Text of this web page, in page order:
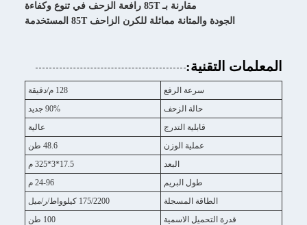
مقارنة بـ 85T رافعة الزحف في تنوع وكفاءة
الجودة والمتانة مماثلة للكرن الزاحف 85T المستخدمة
المعلمات التقنية:
سرعة الرفع
128 م/دقيقة
حالة الزحف
90% جديد
قابلية التدرج
عالية
عملية الوزن
48.6 طن
البعد
17.5*3*325 م
طول البريم
24-96 م
الطاقة المسجلة
175/2200 كيلوواط/ر/ميل
قدرة التحميل الاسمية
100 طن